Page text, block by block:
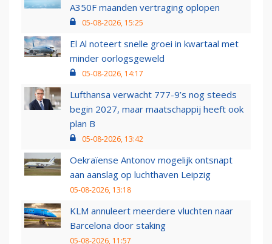
A350F maanden vertraging oplopen
05-08-2026, 15:25
El Al noteert snelle groei in kwartaal met
minder oorlogsgeweld
05-08-2026, 14:17
Lufthansa verwacht 777-9’s nog steeds
begin 2027, maar maatschappij heeft ook
plan B
05-08-2026, 13:42
Oekraïense Antonov mogelijk ontsnapt
aan aanslag op luchthaven Leipzig
05-08-2026, 13:18
KLM annuleert meerdere vluchten naar
Barcelona door staking
05-08-2026, 11:57